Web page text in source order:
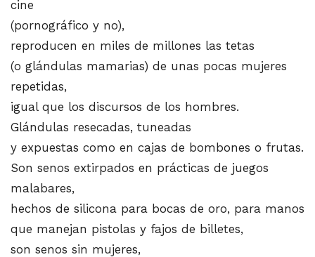
cine
(pornográfico y no),
reproducen en miles de millones las tetas
(o glándulas mamarias) de unas pocas mujeres
repetidas,
igual que los discursos de los hombres.
Glándulas resecadas, tuneadas
y expuestas como en cajas de bombones o frutas.
Son senos extirpados en prácticas de juegos
malabares,
hechos de silicona para bocas de oro, para manos
que manejan pistolas y fajos de billetes,
son senos sin mujeres,